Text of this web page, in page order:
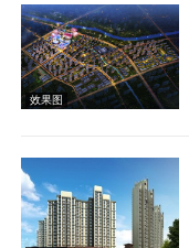
效果图
实景图